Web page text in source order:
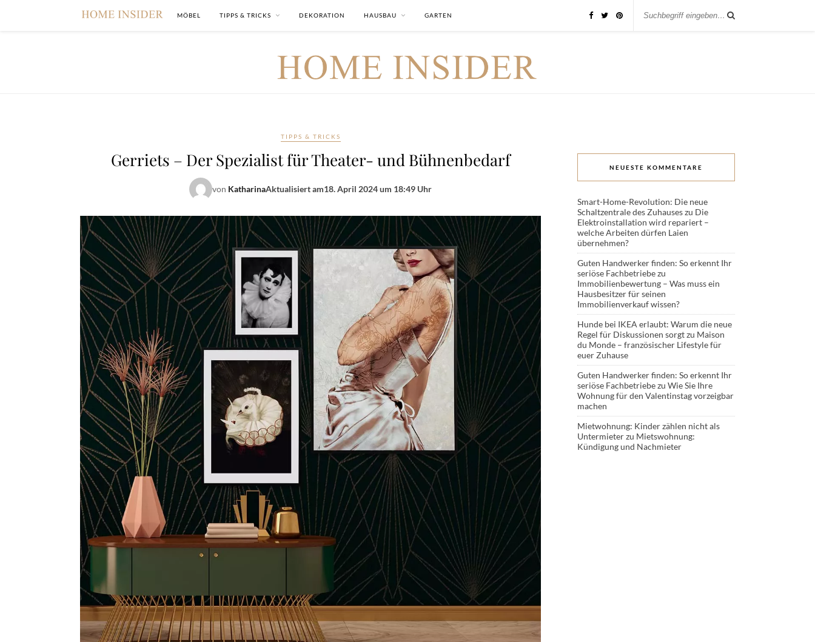
MÖBEL TIPPS & TRICKS DEKORATION HAUSBAU GARTEN
TIPPS & TRICKS
Gerriets – Der Spezialist für Theater- und Bühnenbedarf
von KatharinaAktualisiert am18. April 2024 um 18:49 Uhr
NEUESTE KOMMENTARE
Smart-Home-Revolution: Die neue
Schaltzentrale des Zuhauseszu Die
Elektroinstallation wird repariert –
welche Arbeiten dürfen Laien
übernehmen?
Guten Handwerker finden: So erkennt Ihr
seriöse Fachbetriebezu
Immobilienbewertung – Was muss ein
Hausbesitzer für seinen
Immobilienverkauf wissen?
Hunde bei IKEA erlaubt: Warum die neue
Regel für Diskussionen sorgtzu Maison
du Monde – französischer Lifestyle für
euer Zuhause
Guten Handwerker finden: So erkennt Ihr
seriöse Fachbetriebezu Wie Sie Ihre
Wohnung für den Valentinstag vorzeigbar
machen
Mietwohnung: Kinder zählen nicht als
Untermieterzu Mietswohnung:
Kündigung und Nachmieter